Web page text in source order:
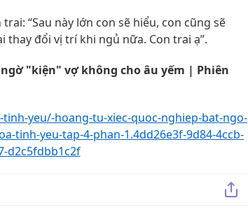
“Sau này lớn con sẽ hiểu, con cũng sẽ
thay đổi vị trí khi ngủ nữa. Con trai ạ”.
"kiện" vợ không cho âu yếm | Phiên
yeu/-hoang-tu-xiec-quoc-nghiep-bat-ngo-
tinh-yeu-tap-4-phan-1.4dd26e3f-9d84-4ccb-
d2c5fdbb1c2f